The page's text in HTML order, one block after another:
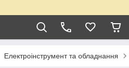
Електроінструмент та обладнання